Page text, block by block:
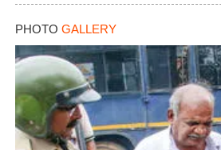
PHOTO GALLERY